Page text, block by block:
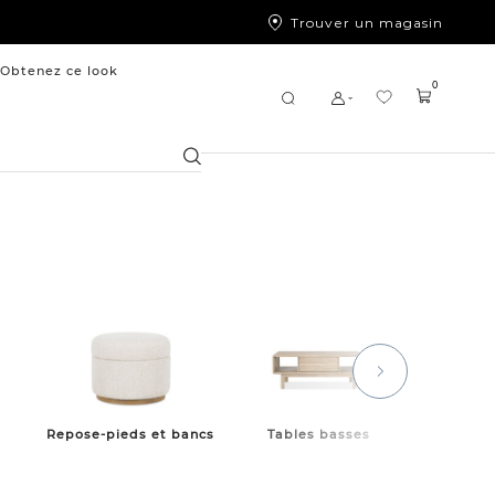
Trouver un magasin
Obtenez ce look
Chercher
0
Repose-pieds et bancs Tables basses